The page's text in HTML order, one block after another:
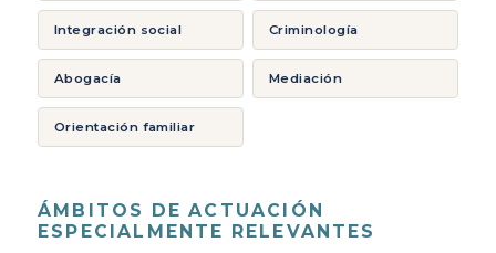
Integración social Criminología
Abogacía Mediación
Orientación familiar
ÁMBITOS DE ACTUACIÓN
ESPECIALMENTE RELEVANTES